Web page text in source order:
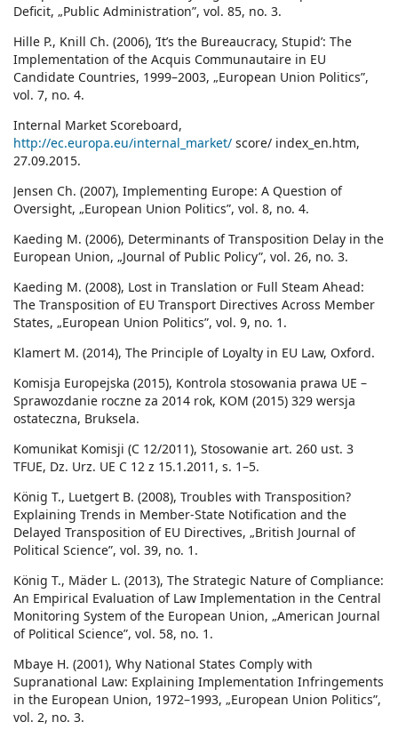
Deficit, „Public Administration”, vol. 85, no. 3.
Hille P., Knill Ch. (2006), ‘It’s the Bureaucracy, Stupid’: The
Implementation of the Acquis Communautaire in EU
Candidate Countries, 1999–2003, „European Union Politics”,
vol. 7, no. 4.
Internal Market Scoreboard,
http://ec.europa.eu/internal_market/ score/ index_en.htm,
27.09.2015.
Jensen Ch. (2007), Implementing Europe: A Question of
Oversight, „European Union Politics”, vol. 8, no. 4.
Kaeding M. (2006), Determinants of Transposition Delay in the
European Union, „Journal of Public Policy”, vol. 26, no. 3.
Kaeding M. (2008), Lost in Translation or Full Steam Ahead:
The Transposition of EU Transport Directives Across Member
States, „European Union Politics”, vol. 9, no. 1.
Klamert M. (2014), The Principle of Loyalty in EU Law, Oxford.
Komisja Europejska (2015), Kontrola stosowania prawa UE –
Sprawozdanie roczne za 2014 rok, KOM (2015) 329 wersja
ostateczna, Bruksela.
Komunikat Komisji (C 12/2011), Stosowanie art. 260 ust. 3
TFUE, Dz. Urz. UE C 12 z 15.1.2011, s. 1–5.
König T., Luetgert B. (2008), Troubles with Transposition?
Explaining Trends in Member-State Notification and the
Delayed Transposition of EU Directives, „British Journal of
Political Science”, vol. 39, no. 1.
König T., Mäder L. (2013), The Strategic Nature of Compliance:
An Empirical Evaluation of Law Implementation in the Central
Monitoring System of the European Union, „American Journal
of Political Science”, vol. 58, no. 1.
Mbaye H. (2001), Why National States Comply with
Supranational Law: Explaining Implementation Infringements
in the European Union, 1972–1993, „European Union Politics”,
vol. 2, no. 3.